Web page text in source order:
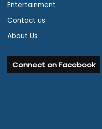
Entertainment
Contact us
About Us
Connect on Facebook